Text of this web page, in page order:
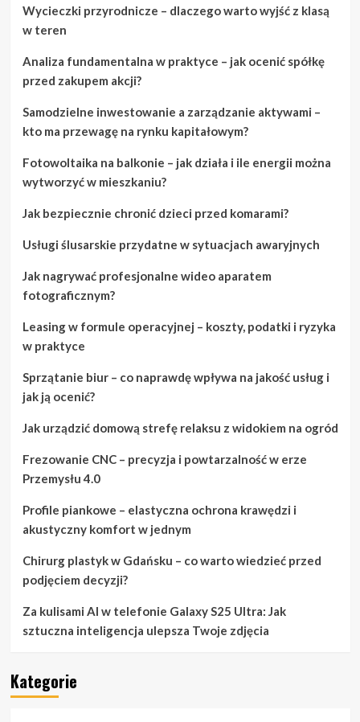
Wycieczki przyrodnicze – dlaczego warto wyjść z klasą
w teren
Analiza fundamentalna w praktyce – jak ocenić spółkę
przed zakupem akcji?
Samodzielne inwestowanie a zarządzanie aktywami –
kto ma przewagę na rynku kapitałowym?
Fotowoltaika na balkonie – jak działa i ile energii można
wytworzyć w mieszkaniu?
Jak bezpiecznie chronić dzieci przed komarami?
Usługi ślusarskie przydatne w sytuacjach awaryjnych
Jak nagrywać profesjonalne wideo aparatem
fotograficznym?
Leasing w formule operacyjnej – koszty, podatki i ryzyka
w praktyce
Sprzątanie biur – co naprawdę wpływa na jakość usług i
jak ją ocenić?
Jak urządzić domową strefę relaksu z widokiem na ogród
Frezowanie CNC – precyzja i powtarzalność w erze
Przemysłu 4.0
Profile piankowe – elastyczna ochrona krawędzi i
akustyczny komfort w jednym
Chirurg plastyk w Gdańsku – co warto wiedzieć przed
podjęciem decyzji?
Za kulisami AI w telefonie Galaxy S25 Ultra: Jak
sztuczna inteligencja ulepsza Twoje zdjęcia
Kategorie